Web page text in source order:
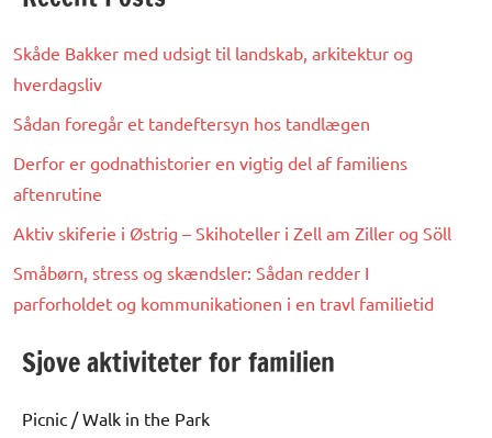
Skåde Bakker med udsigt til landskab, arkitektur og
hverdagsliv
Sådan foregår et tandeftersyn hos tandlægen
Derfor er godnathistorier en vigtig del af familiens
aftenrutine
Aktiv skiferie i Østrig – Skihoteller i Zell am Ziller og Söll
Småbørn, stress og skændsler: Sådan redder I
parforholdet og kommunikationen i en travl familietid
Sjove aktiviteter for familien
Picnic / Walk in the Park